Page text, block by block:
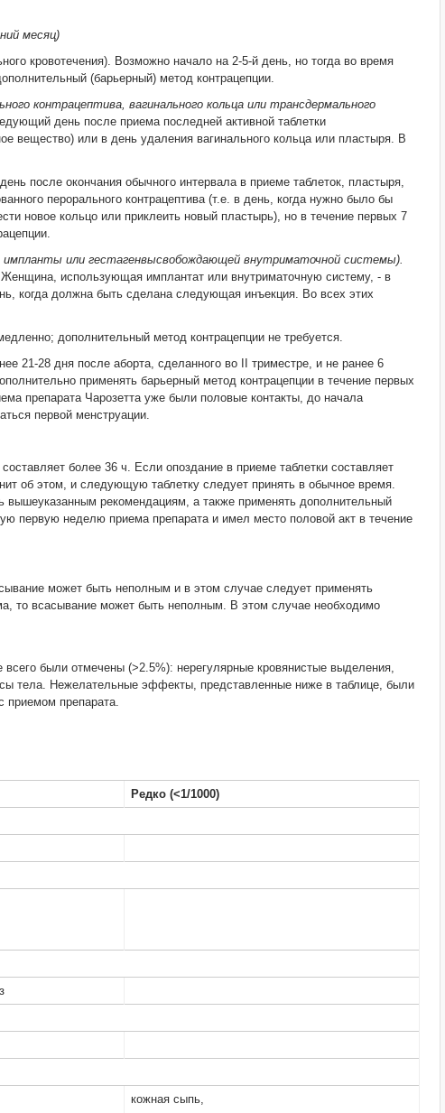
месяц)
кровотечения). Возможно начало на 2-5-й день, но тогда во время
(барьерный) метод контрацепции.
контрацептива, вагинального кольца или трансдермального
день после приема последней активной таблетки
вещество) или в день удаления вагинального кольца или пластыря. В
после окончания обычного интервала в приеме таблеток, пластыря,
перорального контрацептива (т.е. в день, когда нужно было бы
новое кольцо или приклеить новый пластырь), но в течение первых 7
импланты или гестагенвысвобождающей внутриматочной системы).
использующая имплантат или внутриматочную систему, - в
когда должна быть сделана следующая инъекция. Во всех этих
дополнительный метод контрацепции не требуется.
21-28 дня после аборта, сделанного во II триместре, и не ранее 6
применять барьерный метод контрацепции в течение первых
препарата Чарозетта уже были половые контакты, до начала
первой менструации.
более 36 ч. Если опоздание в приеме таблетки составляет
об этом, и следующую таблетку следует принять в обычное время.
вышеуказанным рекомендациям, а также применять дополнительный
первую неделю приема препарата и имел место половой акт в течение
может быть неполным и в этом случае следует применять
то всасывание может быть неполным. В этом случае необходимо
были отмечены (>2.5%): нерегулярные кровянистые выделения,
тела. Нежелательные эффекты, представленные ниже в таблице, были
препарата.
Редко (<1/1000)
кожная сыпь,